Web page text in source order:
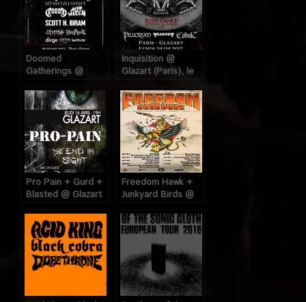
Doomed
Gatherings @
et 19 Avril 2015
Inquisition @
Glazart (Paris), le
Pro Pain + Gurd +
Blasted @ Glazart
2009
Freedom Hawk +
Junkyard Birds @
07 Avril 2014